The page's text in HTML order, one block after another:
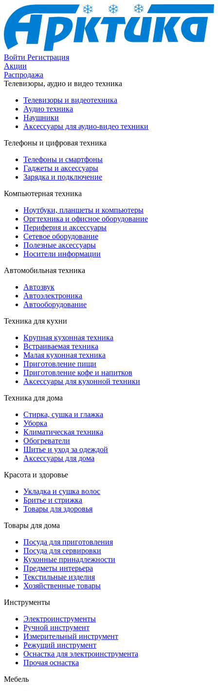
Войти Регистрация
Акции
Распродажа
Телевизоры, аудио и видео техника
Телевизоры и видеотехника
Аудио техника
Наушники
Аксессуары для аудио-видео техники
Телефоны и цифровая техника
Телефоны и смартфоны
Гаджеты и аксессуары
Зарядка и подключение
Компьютерная техника
Ноутбуки, планшеты и компьютеры
Оргтехника и офисное оборудование
Периферия и аксессуары
Cетевое оборудование
Полезные аксессуары
Носители информации
Автомобильная техника
Автозвук
Автоэлектроника
Автооборудование
Техника для кухни
Крупная кухонная техника
Встраиваемая техника
Малая кухонная техника
Приготовление пищи
Приготовление кофе и напитков
Аксессуары для кухонной техники
Техника для дома
Стирка, сушка и глажка
Уборка
Климатическая техника
Обогреватели
Шитье и уход за одеждой
Аксессуары для дома
Красота и здоровье
Укладка и сушка волос
Бритье и стрижка
Товары для здоровья
Товары для дома
Посуда для приготовления
Посуда для сервировки
Кухонные принадлежности
Предметы интерьера
Текстильные изделия
Хозяйственные товары
Инструменты
Электроинструменты
Ручной инструмент
Измерительный инструмент
Режущий инструмент
Оснастка для электроинструмента
Прочая оснастка
Мебель